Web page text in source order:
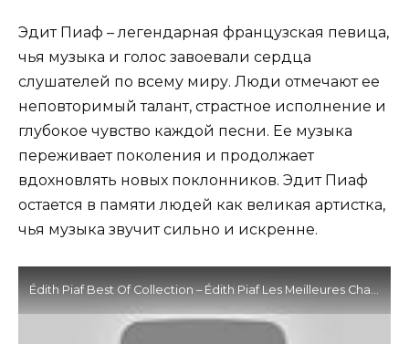
Эдит Пиаф – легендарная французская певица,
чья музыка и голос завоевали сердца
слушателей по всему миру. Люди отмечают ее
неповторимый талант, страстное исполнение и
глубокое чувство каждой песни. Ее музыка
переживает поколения и продолжает
вдохновлять новых поклонников. Эдит Пиаф
остается в памяти людей как великая артистка,
чья музыка звучит сильно и искренне.
Édith Piaf Best Of Collection – Édith Piaf Les Meilleures Chansons